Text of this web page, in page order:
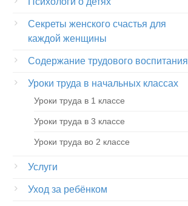
Секреты женского счастья для
каждой женщины
Содержание трудового воспитания
Уроки труда в начальных классах
Уроки труда в 1 классе
Уроки труда в 3 классе
Уроки труда во 2 классе
Услуги
Уход за ребёнком